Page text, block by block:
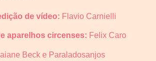
de vídeo: Flavio Carnielli
aparelhos circenses: Felix Caro
Beck e Paraladosanjos